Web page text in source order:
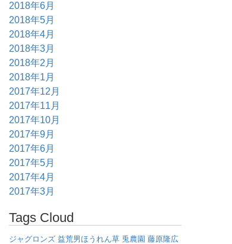
2018年6月
2018年5月
2018年4月
2018年3月
2018年2月
2018年1月
2017年12月
2017年11月
2017年10月
2017年9月
2017年6月
2017年5月
2017年4月
2017年3月
Tags Cloud
ジャグロンズ 益荒男ほうれん草 兎農園 藤原隆広